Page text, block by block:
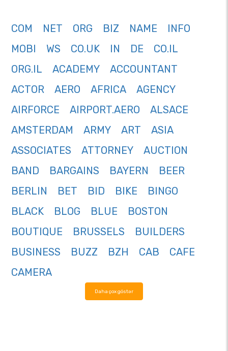
COM NET ORG BIZ NAME
INFO
MOBI
WS CO.UK IN DE
CO.IL
ORG.IL
ACADEMY
ACCOUNTANT
ACTOR
AERO AFRICA
AGENCY
AIRFORCE
AIRPORT.AERO
ALSACE
AMSTERDAM
ARMY ART
ASIA
ASSOCIATES
ATTORNEY
AUCTION
BAND
BARGAINS BAYERN
BEER
BERLIN
BET BID BIKE
BINGO
BLACK
BLOG BLUE
BOSTON
BOUTIQUE
BRUSSELS
BUILDERS
BUSINESS
BUZZ BZH CAB
CAFE
CAMERA
Daha çox göstər